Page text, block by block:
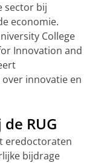
sector bij
economie.
College
Innovation and
innovatie en
RUG
eredoctoraten
bijdrage